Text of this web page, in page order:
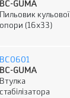
BC-GUMA
Пильовик кульової
опори (16x33)
BC0601
BC-GUMA
Втулка
стабілізатора